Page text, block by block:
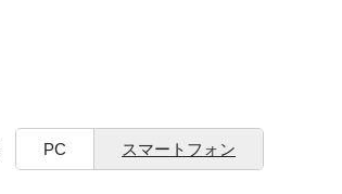
PC スマートフォン